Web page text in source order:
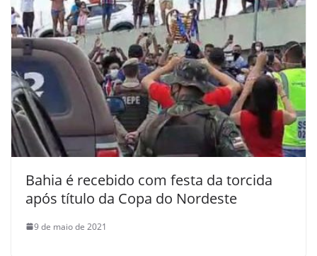
Bahia é recebido com festa da torcida
após título da Copa do Nordeste
9 de maio de 2021